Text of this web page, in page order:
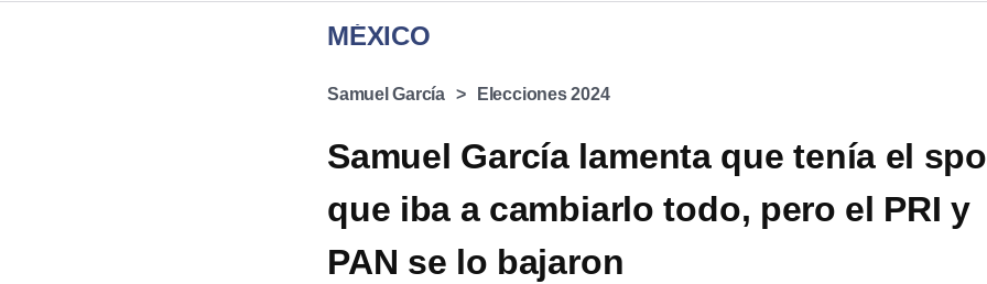
MÉXICO
Samuel García Elecciones 2024
Samuel García lamenta que tenía el
que iba a cambiarlo todo, pero el PRI y
PAN se lo bajaron